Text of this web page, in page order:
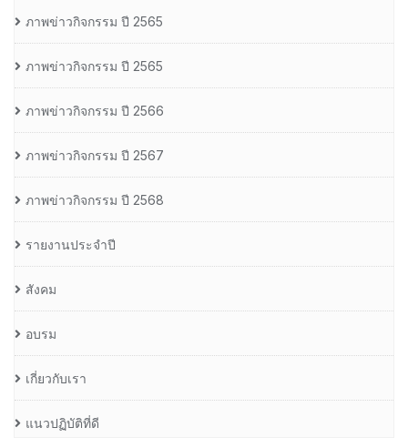
ภาพข่าวกิจกรรม ปี 2565
ภาพข่าวกิจกรรม ปี 2565
ภาพข่าวกิจกรรม ปี 2566
ภาพข่าวกิจกรรม ปี 2567
ภาพข่าวกิจกรรม ปี 2568
รายงานประจำปี
สังคม
อบรม
เกี่ยวกับเรา
แนวปฏิบัติที่ดี